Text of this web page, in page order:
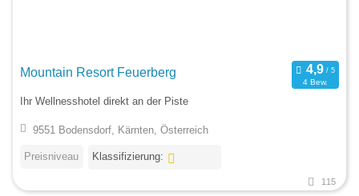
Mountain Resort Feuerberg
4 Bew.
Ihr Wellnesshotel direkt an der Piste
9551 Bodensdorf, Kärnten, Österreich
Preisniveau Klassifizierung:
115